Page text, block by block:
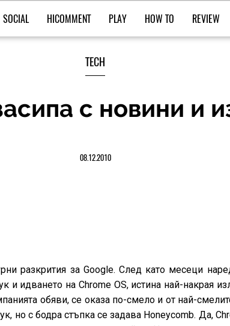
SOCIAL HICOMMENT PLAY HOW TO REVIEW
TECH
с новини и
08.12.2010
разкрития за Google. След като месеци
и идването на Chrome OS, истина най-накрая
обяви, се оказа по-смело и от най-
но с бодра стъпка се задава Honeycomb. Да,